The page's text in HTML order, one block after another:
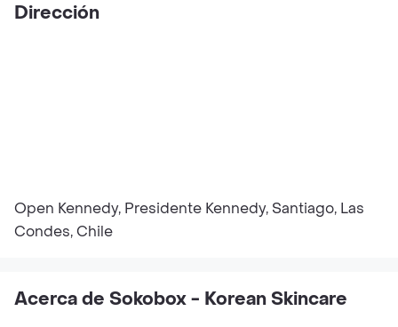
Dirección
Open Kennedy, Presidente Kennedy, Santiago, Las
Condes, Chile
Acerca de Sokobox - Korean Skincare